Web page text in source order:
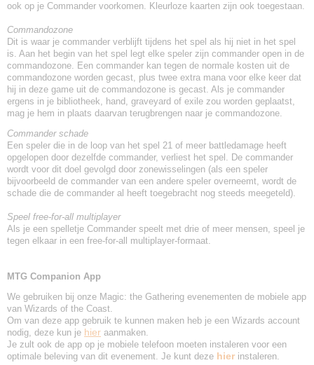
ook op je Commander voorkomen. Kleurloze kaarten zijn ook toegestaan.
Commandozone
Dit is waar je commander verblijft tijdens het spel als hij niet in het spel
is. Aan het begin van het spel legt elke speler zijn commander open in de
commandozone. Een commander kan tegen de normale kosten uit de
commandozone worden gecast, plus twee extra mana voor elke keer dat
hij in deze game uit de commandozone is gecast. Als je commander
ergens in je bibliotheek, hand, graveyard of exile zou worden geplaatst,
mag je hem in plaats daarvan terugbrengen naar je commandozone.
Commander schade
Een speler die in de loop van het spel 21 of meer battledamage heeft
opgelopen door dezelfde commander, verliest het spel. De commander
wordt voor dit doel gevolgd door zonewisselingen (als een speler
bijvoorbeeld de commander van een andere speler overneemt, wordt de
schade die de commander al heeft toegebracht nog steeds meegeteld).
Speel free-for-all multiplayer
Als je een spelletje Commander speelt met drie of meer mensen, speel je
tegen elkaar in een free-for-all multiplayer-formaat.
MTG Companion App
We gebruiken bij onze Magic: the Gathering evenementen de mobiele app
van Wizards of the Coast.
Om van deze app gebruik te kunnen maken heb je een Wizards account
nodig, deze kun je hier aanmaken.
Je zult ook de app op je mobiele telefoon moeten instaleren voor een
optimale beleving van dit evenement. Je kunt deze hier instaleren.